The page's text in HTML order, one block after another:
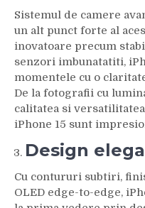
Sistemul de camere
un alt punct forte al
inovatoare precum
senzori imbunatatiti,
momentele cu o
De la fotografii cu
calitatea si
iPhone 15 sunt
Design
Cu contururi subtiri,
OLED edge-to-edge,